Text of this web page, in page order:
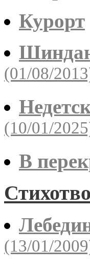
Курорт
(01/08/
(10/01/
В
(13/01/